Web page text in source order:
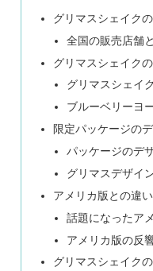
グリマスシェイク
全国の販売店舗
グリマスシェイク
グリマスシェイ
ブルーベリーヨ
限定パッケージの
パッケージのデ
グリマスデザイ
アメリカ版との違
話題になったア
アメリカ版の反
グリマスシェイク